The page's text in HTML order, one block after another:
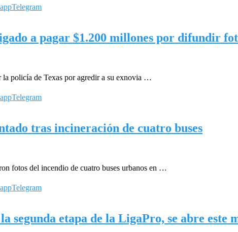
Telegram
a pagar $1.200 millones por difundir
policía de Texas por agredir a su exnovia …
Telegram
tras incineración de cuatro buses
fotos del incendio de cuatro buses urbanos en …
Telegram
segunda etapa de la LigaPro, se abre este